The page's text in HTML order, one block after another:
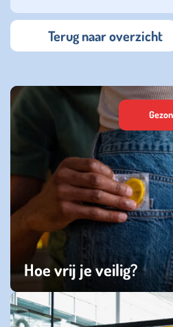
Terug naar overzicht
Hoe vrij je veilig?
zondag 02 augustus 2026